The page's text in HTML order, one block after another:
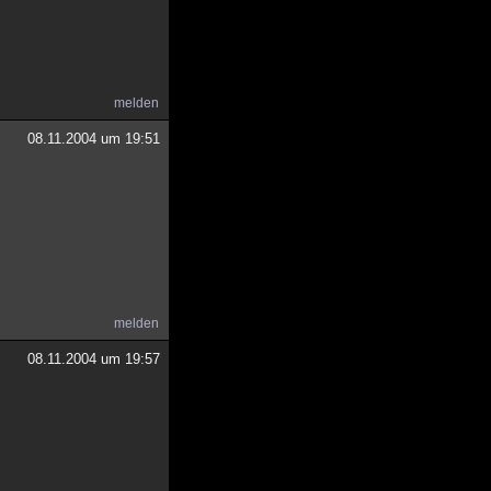
melden
08.11.2004 um 19:51
melden
08.11.2004 um 19:57